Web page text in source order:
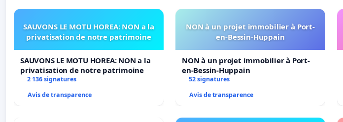
SAUVONS LE MOTU HOREA: NON a la
privatisation de notre patrimoine
SAUVONS LE MOTU HOREA: NON a la
privatisation de notre patrimoine
2 136 signatures
Avis de transparence
NON à un projet immobilier à Port-
en-Bessin-Huppain
NON à un projet immobilier à Port-
en-Bessin-Huppain
52 signatures
Avis de transparence